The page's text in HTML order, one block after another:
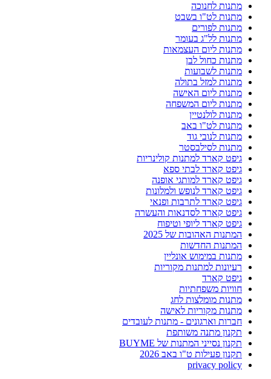
מתנות לחנוכה
מתנות לט"ו בשבט
מתנות לפורים
מתנות לל"ג בעומר
מתנות ליום העצמאות
מתנות כחול לבן
מתנות לשבועות
מתנות למזל בתולה
מתנות ליום האישה
מתנות ליום המשפחה
מתנות לולנטיין
מתנות לט"ו באב
מתנות לנובי גוד
מתנות לסילבסטר
גיפט קארד למתנות קולינריות
גיפט קארד לבתי ספא
גיפט קארד למותגי אופנה
גיפט קארד לנופש ולמלונות
גיפט קארד לתרבות ופנאי
גיפט קארד לסדנאות והעשרה
גיפט קארד ליופי וטיפוח
המתנות האהובות של 2025
המתנות החדשות
מתנות במימוש אונליין
רעיונות למתנות מקוריות
גיפט קארד
חוויות משפחתיות
מתנות מומלצות לחג
מתנות מקוריות לאישה
חברות וארגונים - מתנות לעובדים
תקנון מתנה משותפת
תקנון נסייני המתנות של BUYME
תקנון פעילות ט"ו באב 2026
privacy policy